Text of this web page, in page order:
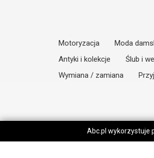
Motoryzacja Moda
Antyki i kolekcje
Ślub i
Wymiana / zamiana
Abc.pl wykorzystuje